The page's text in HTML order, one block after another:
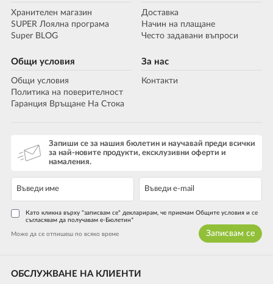
Хранителен магазин
SUPER Лоялна програма
Super BLOG
Доставка
Начин на плащане
Често задавани въпроси
Общи условия
Общи условия
Политика на поверителност
Гаранция Връщане На Стока
За нас
Контакти
Запиши се за нашия бюлетин и научавай преди всички
за най-новите продукти, ексклузивни оферти и
намаления.
Като кликна върху "записвам се" декларирам, че приемам Общите условия и се
съгласявам да получавам е-Бюлетин*
Може да се отпишеш по всяко време Записвам се
ОБСЛУЖВАНЕ НА КЛИЕНТИ